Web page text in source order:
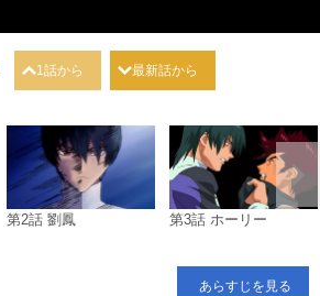
1話から 最新話から
第2話 劉鳳 第3話 ホーリー
あらすじを見る